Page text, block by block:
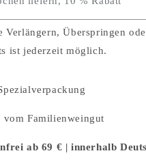
Verlängern, Überspringen
ist jederzeit möglich.
vom Familienweingut
ab 69 € | innerhalb